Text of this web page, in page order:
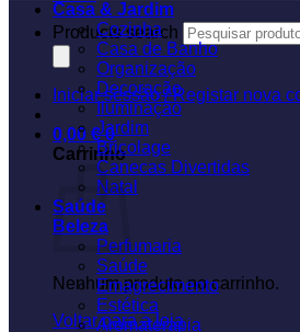
Products search
Iniciar sessão / Registar nova
0,00 € 0
Carrinho
Nenhum produto no carrinho.
Voltar para a loja
Casa & Jardim
Cozinha
Casa de Banho
Organização
Decoração
Iluminação
Jardim
Bricolage
Canecas Divertidas
Natal
Saúde
Beleza
Perfumaria
Saúde
Emagrecimento
Estética
Aromaterapia